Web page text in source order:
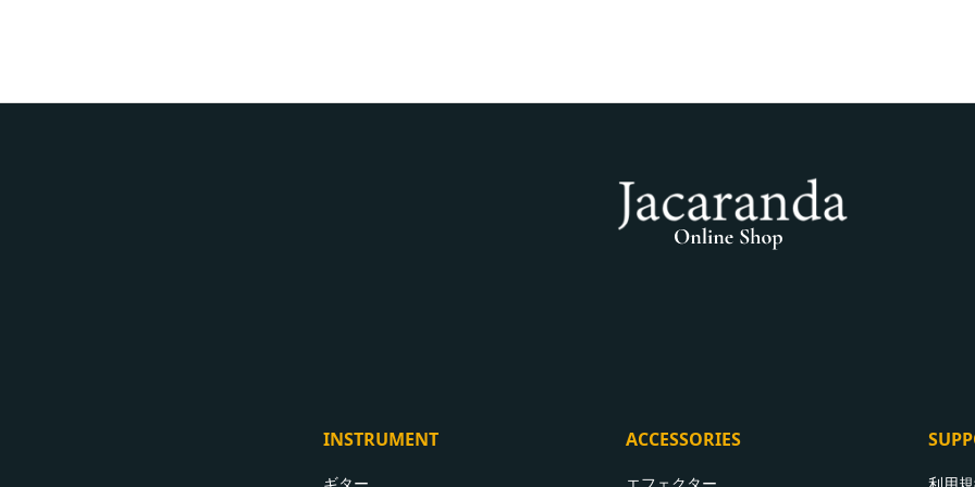
INSTRUMENT
ギター
ACCESSORIES
エフェクター 利用